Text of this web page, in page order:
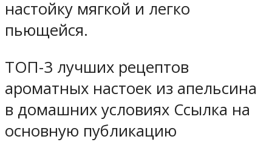
настойку мягкой и легко
пьющейся.
ТОП-3 лучших рецептов
ароматных настоек из апельсина
в домашних условиях Ссылка на
основную публикацию